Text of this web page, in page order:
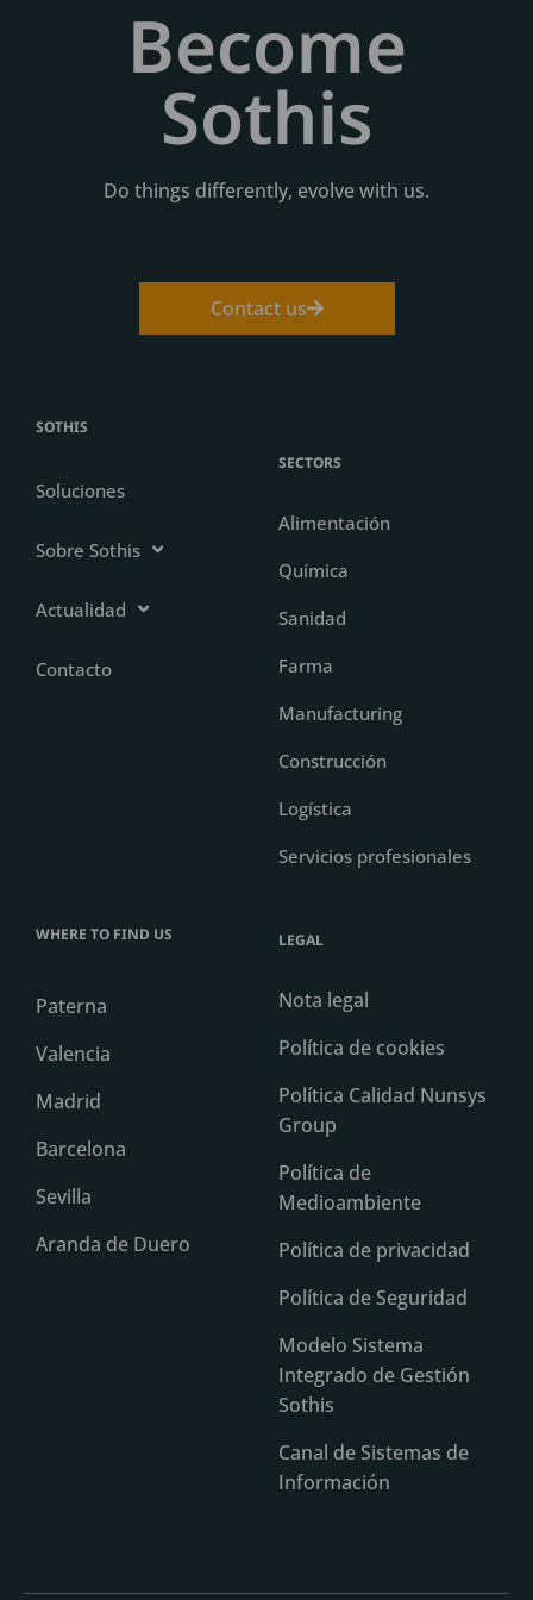
Become
Sothis
Do things differently, evolve with us.
Contact us
SOTHIS
Soluciones
Sobre Sothis
Actualidad
Contacto
SECTORS
Alimentación
Química
Sanidad
Farma
Manufacturing
Construcción
Logística
Servicios profesionales
WHERE TO FIND US
Paterna
Valencia
Madrid
Barcelona
Sevilla
Aranda de Duero
LEGAL
Nota legal
Política de cookies
Política Calidad Nunsys
Group
Política de
Medioambiente
Política de privacidad
Política de Seguridad
Modelo Sistema
Integrado de Gestión
Sothis
Canal de Sistemas de
Información